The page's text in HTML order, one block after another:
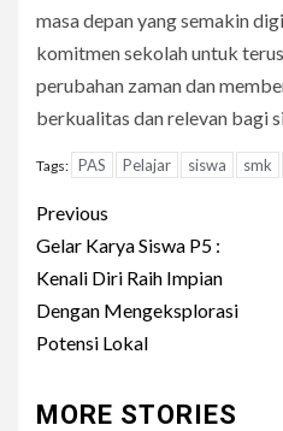
masa depan yang semakin
komitmen sekolah untuk
perubahan zaman dan
berkualitas dan relevan bagi
Tags: PAS Pelajar siswa smk
Post
navigation
Previous
Gelar Karya Siswa P5 :
Kenali Diri Raih Impian
Dengan Mengeksplorasi
Potensi Lokal
MORE STORIES